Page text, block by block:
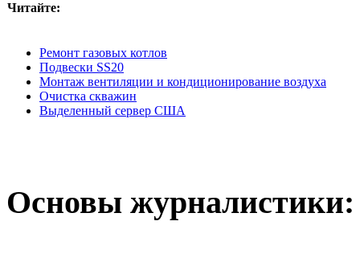
Читайте:
Ремонт газовых котлов
Подвески SS20
Монтаж вентиляции и кондиционирование воздуха
Очистка скважин
Выделенный сервер США
Основы журналистики: